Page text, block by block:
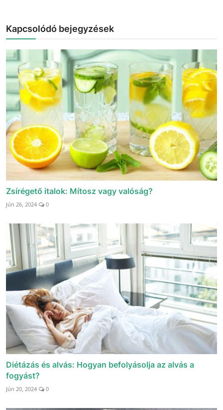
Kapcsolódó bejegyzések
Zsírégető italok: Mítosz vagy valóság?
Jún 26, 2024 0
Diétázás és alvás: Hogyan befolyásolja az alvás a
fogyást?
Jún 20, 2024 0